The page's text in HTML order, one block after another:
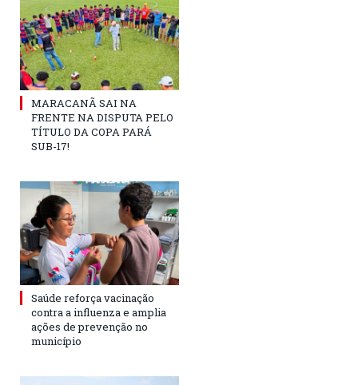
MARACANÃ SAI NA
FRENTE NA DISPUTA PELO
TÍTULO DA COPA PARÁ
SUB-17!
Saúde reforça vacinação
contra a influenza e amplia
ações de prevenção no
município